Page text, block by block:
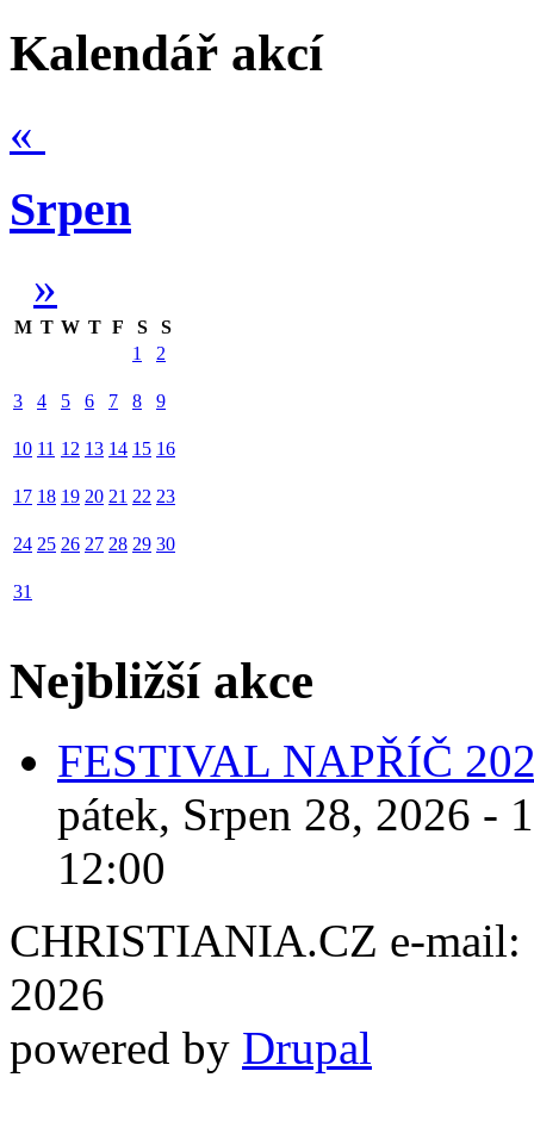
Kalendář akcí
«
Srpen
»
M T W T F S
S
1
2
3 4 5 6 7 8 9
10 11 12 13 14 15 16
17 18 19 20 21 22 23
24 25 26 27 28 29 30
31
Nejbližší akce
FESTIVAL NAPŘÍČ
pátek, Srpen 28, 2026 -
12:00
CHRISTIANIA.CZ e-mail:
2026
powered by Drupal